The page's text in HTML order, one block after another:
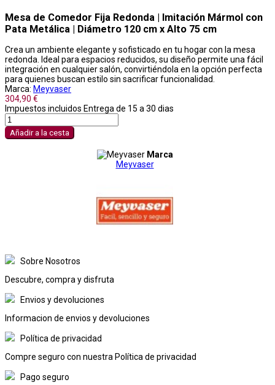
Mesa de Comedor Fija Redonda | Imitación Mármol con
Pata Metálica | Diámetro 120 cm x Alto 75 cm
Crea un ambiente elegante y sofisticado en tu hogar con la mesa
redonda. Ideal para espacios reducidos, su diseño permite una fácil
integración en cualquier salón, convirtiéndola en la opción perfecta
para quienes buscan estilo sin sacrificar funcionalidad.
Marca: Meyvaser
304,90 €
Impuestos incluidos Entrega de 15 a 30 dias
Añadir a la cesta
Marca
Meyvaser
Sobre Nosotros
Descubre, compra y disfruta
Envios y devoluciones
Informacion de envios y devoluciones
Política de privacidad
Compre seguro con nuestra Política de privacidad
Pago seguro